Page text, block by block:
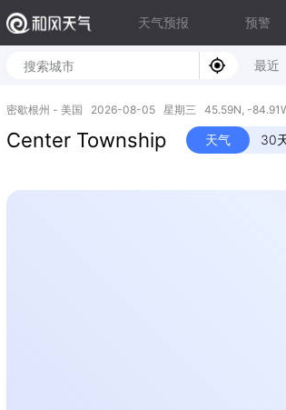
天气预报 预警
最近
密歇根州 - 美国 2026-08-05 星期三 45.59N, -
Center Township 天气 30